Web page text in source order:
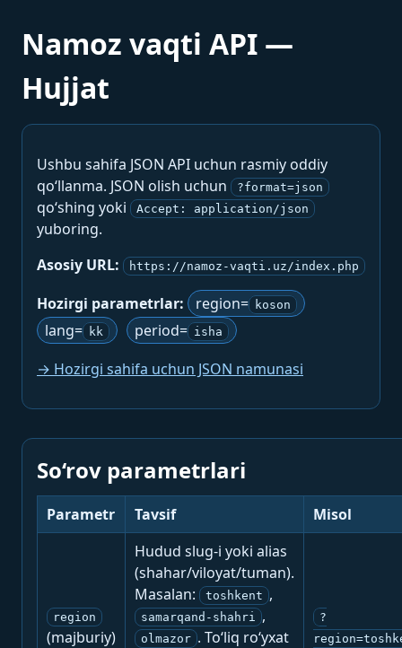
Namoz vaqti API —
Hujjat
Ushbu sahifa JSON API uchun rasmiy oddiy
qo‘llanma. JSON olish uchun
?format=json
qo‘shing yoki Accept: application/json
yuboring.
Asosiy URL:
https://namoz-vaqti.uz/index.php
Hozirgi parametrlar: region= koson
lang= kk period= isha
→ Hozirgi sahifa uchun JSON namunasi
So‘rov parametrlari
Parametr Tavsif Misol
region
(majburiy)
Hudud slug-i yoki alias
(shahar/viloyat/tuman).
Masalan:
toshkent ,
samarqand-shahri ,
olmazor . To‘liq ro‘yxat
?